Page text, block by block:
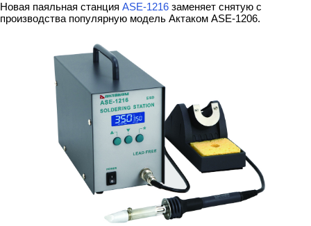
Новая паяльная станция ASE-1216 заменяет снятую с
производства популярную модель Актаком ASE-1206.